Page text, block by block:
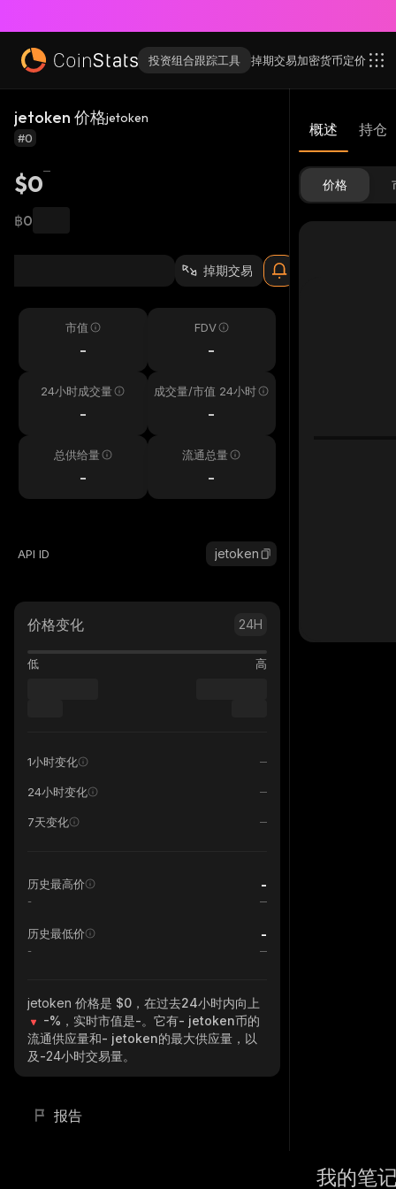
投资组合跟踪工具 掉期交易加密货币定价
jetoken 价格jetoken
#0
$0
฿0
掉期交易
市值
-
FDV
-
24小时成交量
-
成交量/市值 24小时
-
总供给量
-
流通总量
-
API ID jetoken
价格变化 24H
低 高
1小时变化
24小时变化
7天变化
历史最高价 -
-
历史最低价 -
-
jetoken 价格是 $0，在过去24小时内向上
-% ，实时市值是-。它有- jetoken币的
流通供应量和- jetoken的最大供应量，以
及-24小时交易量。
报告
概述 持仓
价格
我的笔